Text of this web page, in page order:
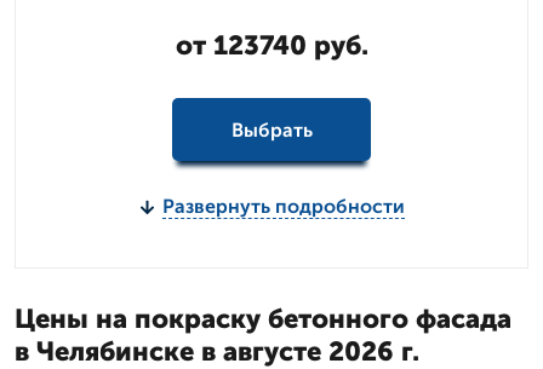
от 123740 руб.
Выбрать
Развернуть подробности
Цены на покраску бетонного фасада
в Челябинске в августе 2026 г.